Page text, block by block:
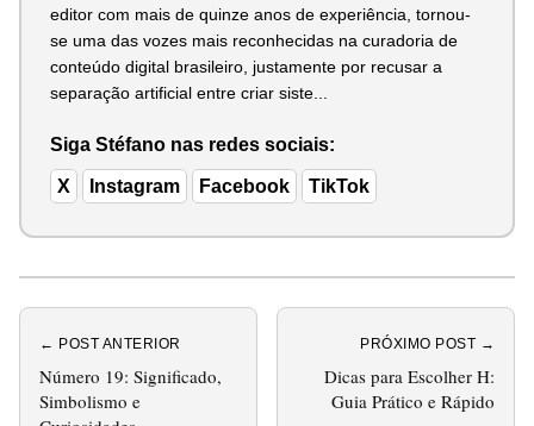
editor com mais de quinze anos de experiência, tornou-
se uma das vozes mais reconhecidas na curadoria de
conteúdo digital brasileiro, justamente por recusar a
separação artificial entre criar siste...
Siga Stéfano nas redes sociais:
X Instagram Facebook TikTok
← POST ANTERIOR
Número 19: Significado,
Simbolismo e
PRÓXIMO POST →
Dicas para Escolher H:
Guia Prático e Rápido